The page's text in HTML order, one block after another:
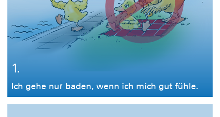
1.
Ich gehe nur baden, wenn ich mich gut fühle.